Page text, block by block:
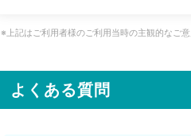
※上記はご利用者様のご利用当時の主観的なご
よくある質問